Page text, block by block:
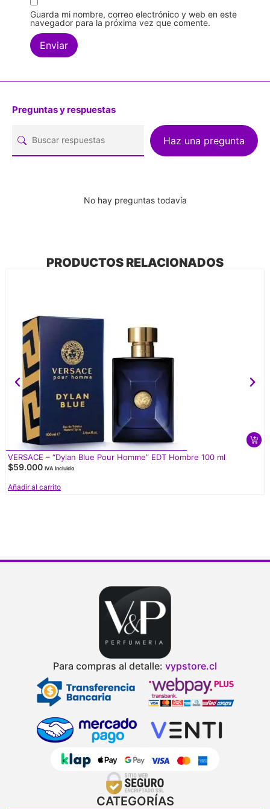
Guarda mi nombre, correo electrónico y web en este
navegador para la próxima vez que comente.
Preguntas y respuestas
Haz una pregunta
No hay preguntas todavía
PRODUCTOS RELACIONADOS
VERSACE – “Dylan Blue Pour Homme” EDT Hombre 100 ml
$59.000 IVA Incluido
Añadir al carrito
Para compras al detalle: vypstore.cl
CATEGORÍAS